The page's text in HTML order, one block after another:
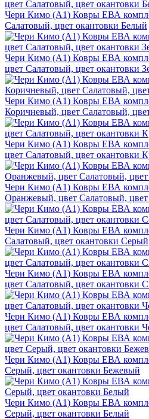
Чери Кимо (A1) Ковры ЕВА
Салатовый, цвет окантовки Белый
Чери Кимо (A1) Ковры ЕВА
цвет Салатовый, цвет окантовки
Чери Кимо (A1) Ковры ЕВА
Коричневый, цвет Салатовый,
Чери Кимо (A1) Ковры ЕВА
цвет Салатовый, цвет окантовки
Чери Кимо (A1) Ковры ЕВА
Оранжевый, цвет Салатовый,
Чери Кимо (A1) Ковры ЕВА
Салатовый, цвет окантовки Серый
Чери Кимо (A1) Ковры ЕВА
цвет Салатовый, цвет окантовки
Чери Кимо (A1) Ковры ЕВА
цвет Салатовый, цвет окантовки
Чери Кимо (A1) Ковры ЕВА
Серый, цвет окантовки Бежевый
Чери Кимо (A1) Ковры ЕВА
Серый, цвет окантовки Белый